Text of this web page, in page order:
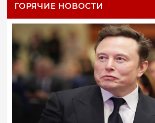
ГОРЯЧИЕ НОВОСТИ